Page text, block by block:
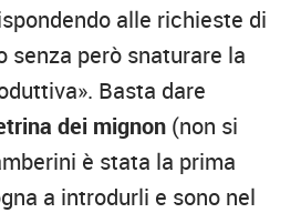
alle richieste di
senza però snaturare la
Basta dare
dei mignon (non si
è stata la prima
a introdurli e sono nel